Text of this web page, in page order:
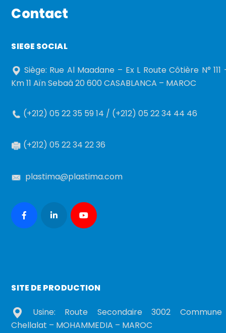
Contact
SIEGE SOCIAL
Siège: Rue Al Maadane – Ex L Route Côtière N° 111
Km 11 Aïn Sebaâ 20 600 CASABLANCA – MAROC
(+212) 05 22 35 59 14 / (+212) 05 22 34 44 46
(+212) 05 22 34 22 36
plastima@plastima.com
SITE DE PRODUCTION
Usine: Route Secondaire 3002 Commune
Chellalat – MOHAMMEDIA – MAROC